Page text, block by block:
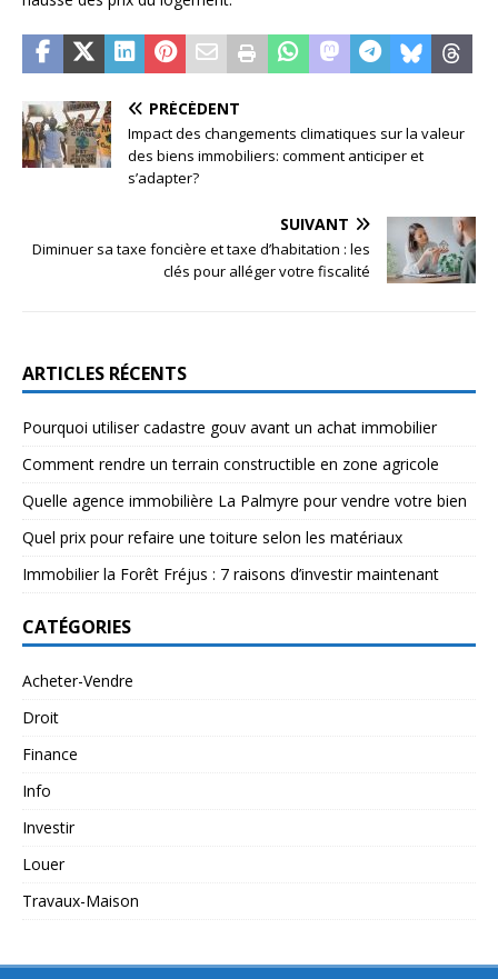
PRÉCÉDENT
Impact des changements climatiques sur la valeur
des biens immobiliers: comment anticiper et
s’adapter?
SUIVANT
Diminuer sa taxe foncière et taxe d’habitation : les
clés pour alléger votre fiscalité
ARTICLES RÉCENTS
Pourquoi utiliser cadastre gouv avant un achat immobilier
Comment rendre un terrain constructible en zone agricole
Quelle agence immobilière La Palmyre pour vendre votre bien
Quel prix pour refaire une toiture selon les matériaux
Immobilier la Forêt Fréjus : 7 raisons d’investir maintenant
CATÉGORIES
Acheter-Vendre
Droit
Finance
Info
Investir
Louer
Travaux-Maison